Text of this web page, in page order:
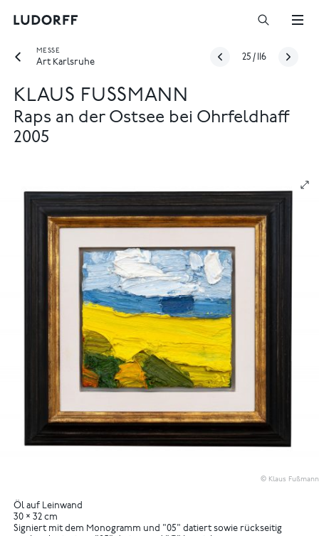
MESSE
Art Karlsruhe
25 / 116
KLAUS FUSSMANN
Raps an der Ostsee bei Ohrfeldhaff
2005
© Klaus Fußmann
Öl auf Leinwand
30 × 32 cm
Signiert mit dem Monogramm und "05" datiert sowie rückseitig